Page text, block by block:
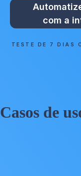
com a
TESTE DE 7 DIAS
Casos de